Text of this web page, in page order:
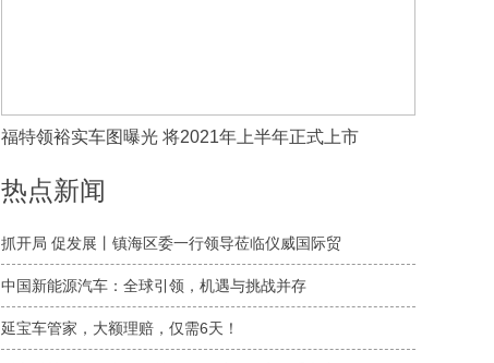
福特领裕实车图曝光 将2021年上半年正式上市
热点新闻
​抓开局 促发展丨镇海区委一行领导莅临仪威国际贸
中国新能源汽车：全球引领，机遇与挑战并存
延宝车管家，大额理赔，仅需6天！